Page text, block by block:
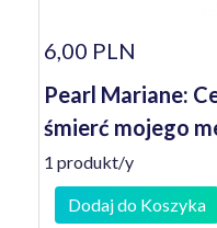
6,00 PLN
Pearl Mariane:
śmierć mojego
1 produkt/y
Dodaj do Koszyka